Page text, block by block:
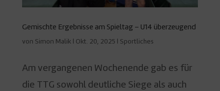
Gemischte Ergebnisse am Spieltag – U14 überzeugend
von Simon Malik Okt. 20, 2025 Sportliches
Am vergangenen Wochenende gab es für
die TTG sowohl deutliche Siege als auch